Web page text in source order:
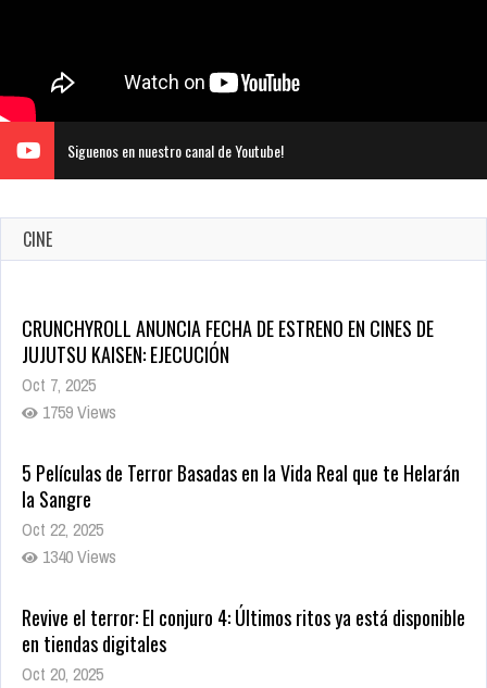
Siguenos en nuestro canal de Youtube!
CINE
CRUNCHYROLL ANUNCIA FECHA DE ESTRENO EN CINES DE
JUJUTSU KAISEN: EJECUCIÓN
Oct 7, 2025
1759 Views
5 Películas de Terror Basadas en la Vida Real que te Helarán
la Sangre
Oct 22, 2025
1340 Views
Revive el terror: El conjuro 4: Últimos ritos ya está disponible
en tiendas digitales
Oct 20, 2025